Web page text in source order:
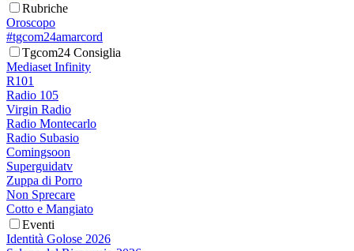
Rubriche
Oroscopo
#tgcom24amarcord
Tgcom24 Consiglia
Mediaset Infinity
R101
Radio 105
Virgin Radio
Radio Montecarlo
Radio Subasio
Comingsoon
Superguidatv
Zuppa di Porro
Non Sprecare
Cotto e Mangiato
Eventi
Identità Golose 2026